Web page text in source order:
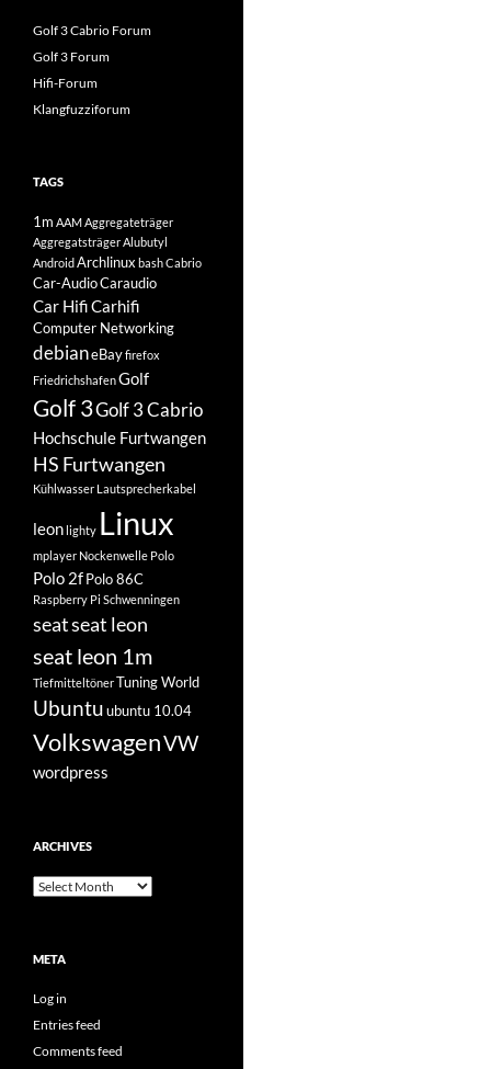
Golf 3 Cabrio Forum
Golf 3 Forum
Hifi-Forum
Klangfuzziforum
TAGS
1m AAMAggregateträger
AggregatsträgerAlubutyl
AndroidArchlinux bashCabrio
Car-AudioCaraudio
Car HifiCarhifi
Computer Networking
debianeBayfirefox
FriedrichshafenGolf
Golf 3Golf 3 Cabrio
Hochschule Furtwangen
HS Furtwangen
Kühlwasser Lautsprecherkabel
leonlighty Linux
mplayer Nockenwelle Polo
Polo 2fPolo 86C
Raspberry Pi Schwenningen
seatseat leon
seat leon 1m
TiefmitteltönerTuning World
Ubuntuubuntu 10.04
VolkswagenVW
wordpress
ARCHIVES
Archives
META
Log in
Entries feed
Comments feed